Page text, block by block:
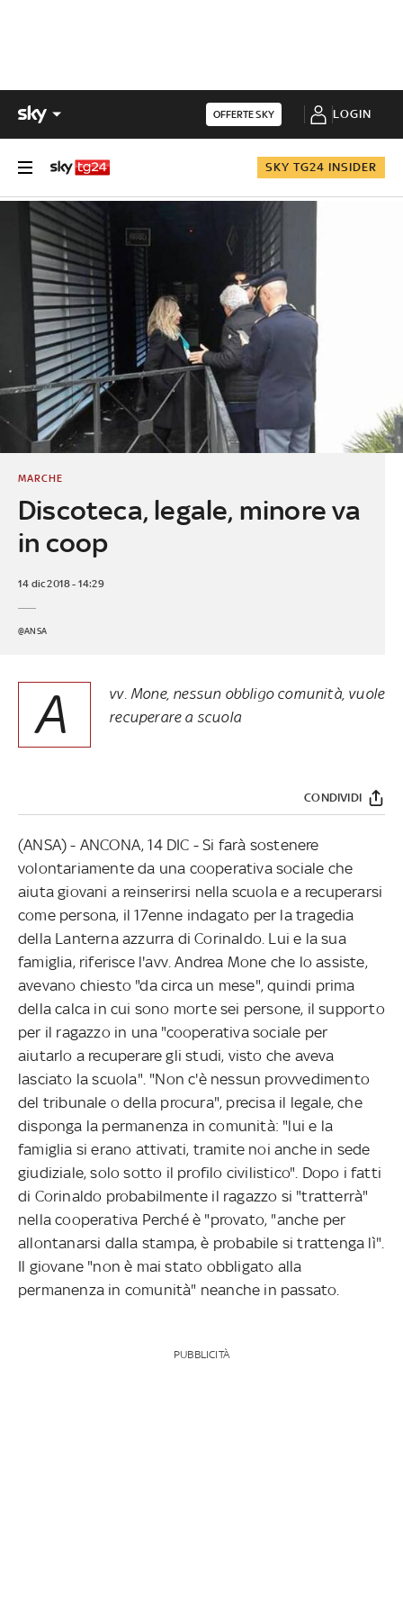
OFFERTE SKY LOGIN
SKY TG24 INSIDER
Discoteca, legale, minore va
in coop
MARCHE
14 dic 2018 - 14:29
@ANSA
A
vv. Mone, nessun obbligo comunità, vuole
recuperare a scuola
CONDIVIDI
(ANSA) - ANCONA, 14 DIC - Si farà sostenere
volontariamente da una cooperativa sociale che
aiuta giovani a reinserirsi nella scuola e a recuperarsi
come persona, il 17enne indagato per la tragedia
della Lanterna azzurra di Corinaldo. Lui e la sua
famiglia, riferisce l'avv. Andrea Mone che lo assiste,
avevano chiesto "da circa un mese", quindi prima
della calca in cui sono morte sei persone, il supporto
per il ragazzo in una "cooperativa sociale per
aiutarlo a recuperare gli studi, visto che aveva
lasciato la scuola". "Non c'è nessun provvedimento
del tribunale o della procura", precisa il legale, che
disponga la permanenza in comunità: "lui e la
famiglia si erano attivati, tramite noi anche in sede
giudiziale, solo sotto il profilo civilistico". Dopo i fatti
di Corinaldo probabilmente il ragazzo si "tratterrà"
nella cooperativa Perché è "provato, "anche per
allontanarsi dalla stampa, è probabile si trattenga lì".
Il giovane "non è mai stato obbligato alla
permanenza in comunità" neanche in passato.
PUBBLICITÀ